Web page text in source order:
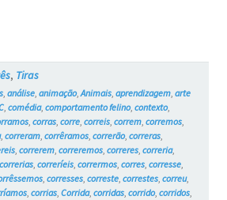
, Tiras
, análise, animação,Animais, aprendizagem, arte
, comédia, comportamento felino, contexto,
, corras, corre, correis, correm, corremos,
, correram, corrêramos, correrão, correras,
, correrem, correremos, correres, correria,
correrias, correríeis, corrermos, corres, corresse,
, corresses, correste, correstes, correu,
, corrias, Corrida, corridas, corrido, corridos,